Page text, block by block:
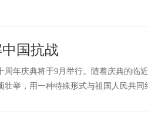
国抗战
周年庆典将于9月举行。随着庆典的临
壮举，用一种特殊形式与祖国人民共同